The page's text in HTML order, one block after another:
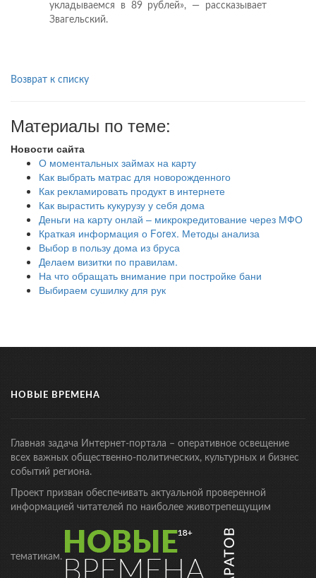
укладываемся в 89 рублей», — рассказывает
Звагельский.
Возврат к списку
Материалы по теме:
Новости сайта
О моментальных займах на карту
Как выбрать матрас для новорожденного
Как рекламировать продукт в интернете
Как вырастить кукурузу у себя дома
Деньги на карту онлай – микрокредитование через МФО
Краткая информация о Forex. Методы анализа
Выбор в пользу дома из бруса
Делаем визитки по правилам.
На что обращать внимание при постройке бани
Выбираем сушилку для рук
НОВЫЕ ВРЕМЕНА
Главная задача Интернет-портала – оперативное освещение
всех важных общественно-политических, культурных и бизнес
событий региона.
Проект призван обеспечивать актуальной проверенной
информацией читателей по наиболее животрепещущим
тематикам.